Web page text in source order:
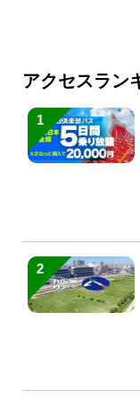
アクセスラン
1
2